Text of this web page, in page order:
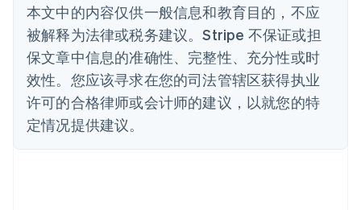
本文中的内容仅供一般信息和教育目的，不应
被解释为法律或税务建议。Stripe 不保证或担
保文章中信息的准确性、完整性、充分性或时
效性。您应该寻求在您的司法管辖区获得执业
许可的合格律师或会计师的建议，以就您的特
定情况提供建议。
丹麦
德国
DeutschEnglish
法国
FrançaisEnglish
芬兰
EnglishSvenska